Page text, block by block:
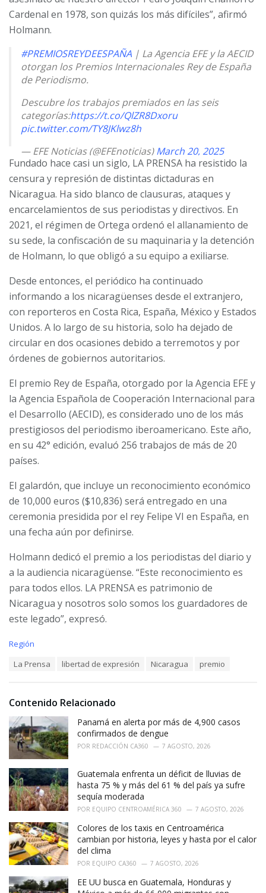
Cardenal en 1978, son quizás los más difíciles”, afirmó
Holmann.
#PREMIOSREYDEESPAÑA | La Agencia EFE y la AECID
otorgan los Premios Internacionales Rey de España
de Periodismo.
Descubre los trabajos premiados en las seis
categorías:https://t.co/QlZR8Dxoru
pic.twitter.com/TY8JKlwz8h
— EFE Noticias (@EFEnoticias)March 20, 2025
Fundado hace casi un siglo, LA PRENSA ha resistido la
censura y represión de distintas dictaduras en
Nicaragua. Ha sido blanco de clausuras, ataques y
encarcelamientos de sus periodistas y directivos. En
2021, el régimen de Ortega ordenó el allanamiento de
su sede, la confiscación de su maquinaria y la detención
de Holmann, lo que obligó a su equipo a exiliarse.
Desde entonces, el periódico ha continuado
informando a los nicaragüenses desde el extranjero,
con reporteros en Costa Rica, España, México y Estados
Unidos. A lo largo de su historia, solo ha dejado de
circular en dos ocasiones debido a terremotos y por
órdenes de gobiernos autoritarios.
El premio Rey de España, otorgado por la Agencia EFE y
la Agencia Española de Cooperación Internacional para
el Desarrollo (AECID), es considerado uno de los más
prestigiosos del periodismo iberoamericano. Este año,
en su 42° edición, evaluó 256 trabajos de más de 20
países.
El galardón, que incluye un reconocimiento económico
de 10,000 euros ($10,836) será entregado en una
ceremonia presidida por el rey Felipe VI en España, en
una fecha aún por definirse.
Holmann dedicó el premio a los periodistas del diario y
a la audiencia nicaragüense. “Este reconocimiento es
para todos ellos. LA PRENSA es patrimonio de
Nicaragua y nosotros solo somos los guardadores de
este legado”, expresó.
C
o
r
i
e
s
Región
:
La Prensa libertad de expresión Nicaragua premio
Contenido Relacionado
Panamá en alerta por más de 4,900 casos
confirmados de dengue
POR REDACCIÓN CA360 7 AGOSTO, 2026
Guatemala enfrenta un déficit de lluvias de
hasta 75 % y más del 61 % del país ya sufre
sequía moderada
POR EQUIPO CENTROAMÉRICA 360 7 AGOSTO, 2026
Colores de los taxis en Centroamérica
cambian por historia, leyes y hasta por el calor
del clima
POR EQUIPO CA360 7 AGOSTO, 2026
EE UU busca en Guatemala, Honduras y